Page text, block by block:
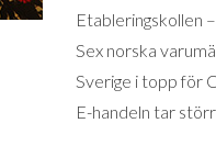
Etableringskollen
Sex norska
Sverige i topp för
E-handeln tar